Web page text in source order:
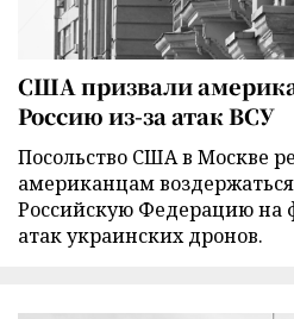
США призвали
Россию из-за атак ВСУ
Посольство США в Москве
американцам
Российскую Федерацию на
атак украинских дронов.